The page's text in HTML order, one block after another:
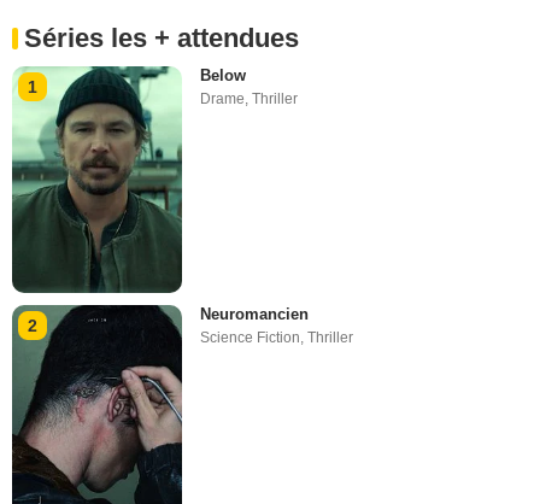
Séries les + attendues
1
Below
Drame ,Thriller
2
Neuromancien
Science Fiction,Thriller